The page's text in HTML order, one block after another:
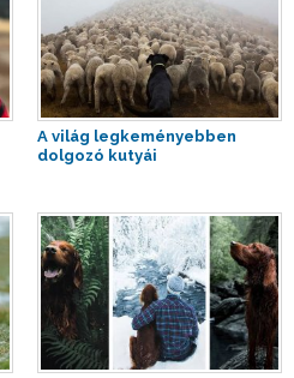
A világ legkeményebben
dolgozó kutyái